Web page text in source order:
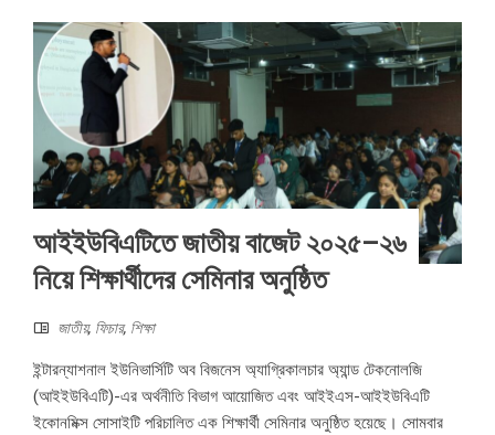
আইইউবিএটিতে জাতীয় বাজেট ২০২৫–২৬
নিয়ে শিক্ষার্থীদের সেমিনার অনুষ্ঠিত
জাতীয়, ফিচার, শিক্ষা
ইন্টারন্যাশনাল ইউনিভার্সিটি অব বিজনেস অ্যাগ্রিকালচার অ্যান্ড টেকনোলজি
(আইইউবিএটি)-এর অর্থনীতি বিভাগ আয়োজিত এবং আইইএস-আইইউবিএটি
ইকোনমিক্স সোসাইটি পরিচালিত এক শিক্ষার্থী সেমিনার অনুষ্ঠিত হয়েছে। সোমবার